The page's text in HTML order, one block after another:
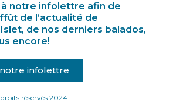
à notre infolettre afin de
de l’actualité de
de nos derniers balados,
encore!
infolettre
réservés 2024